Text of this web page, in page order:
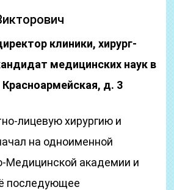
клиники, хирург-
медицинских наук в
д. 3
лицевую хирургию и
на одноименной
Медицинской академии и
последующее